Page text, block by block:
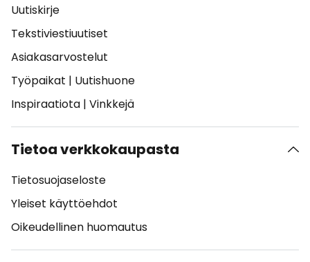
Uutiskirje
Tekstiviestiuutiset
Asiakasarvostelut
Työpaikat | Uutishuone
Inspiraatiota | Vinkkejä
Tietoa verkkokaupasta
Tietosuojaseloste
Yleiset käyttöehdot
Oikeudellinen huomautus